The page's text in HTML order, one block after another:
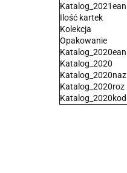
Katalog_2021ean
Ilość kartek
Kolekcja
Opakowanie
Katalog_2020ean
Katalog_2020
Katalog_2020naz
Katalog_2020roz
Katalog_2020kod